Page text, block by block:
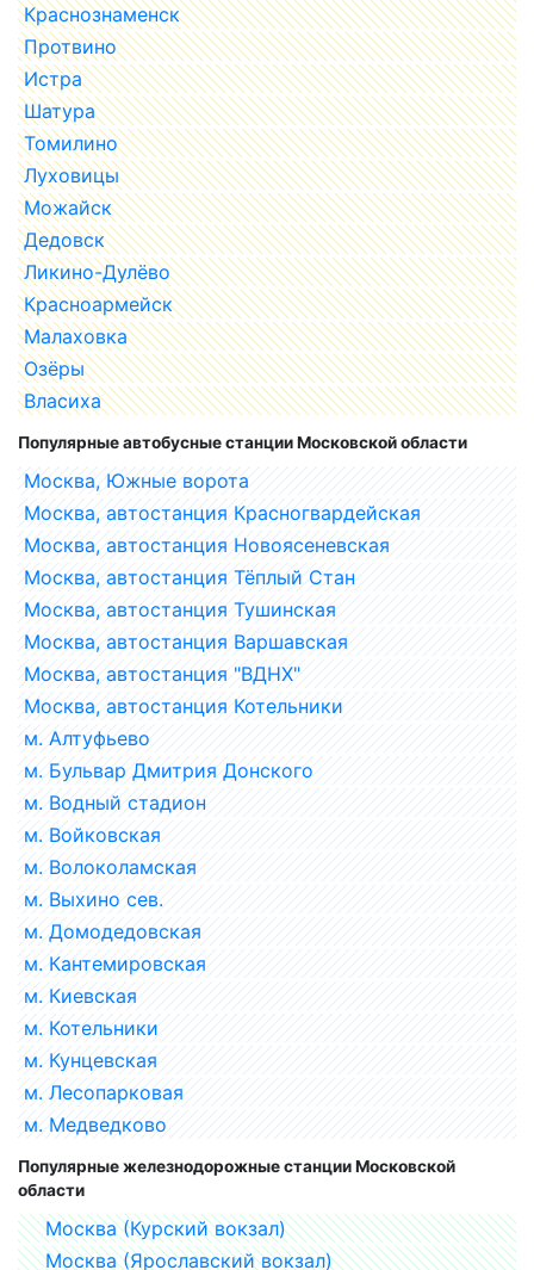
Краснознаменск
Протвино
Истра
Шатура
Томилино
Луховицы
Можайск
Дедовск
Ликино-Дулёво
Красноармейск
Малаховка
Озёры
Власиха
Популярные автобусные станции Московской области
Москва, Южные ворота
Москва, автостанция Красногвардейская
Москва, автостанция Новоясеневская
Москва, автостанция Тёплый Стан
Москва, автостанция Тушинская
Москва, автостанция Варшавская
Москва, автостанция "ВДНХ"
Москва, автостанция Котельники
м. Алтуфьево
м. Бульвар Дмитрия Донского
м. Водный стадион
м. Войковская
м. Волоколамская
м. Выхино сев.
м. Домодедовская
м. Кантемировская
м. Киевская
м. Котельники
м. Кунцевская
м. Лесопарковая
м. Медведково
Популярные железнодорожные станции Московской
области
Москва (Курский вокзал)
Москва (Ярославский вокзал)